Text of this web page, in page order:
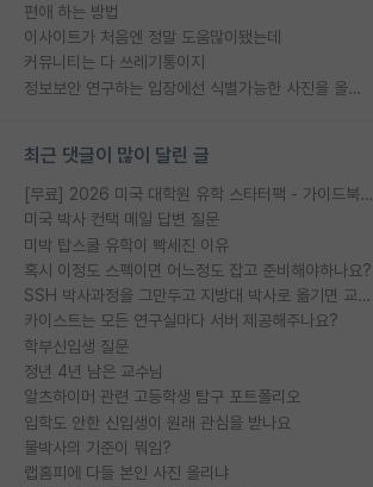
편애 하는 방법
이사이트가 처음엔 정말 도움많이됐는데
커뮤니티는 다 쓰레기통이지
정보보안 연구하는 입장에선 식별가능한 사진을 올리는건 비추이긴함
최근 댓글이 많이 달린 글
[무료] 2026 미국 대학원 유학 스타터팩 - 가이드북 & 합격자 컨택메일 템플릿
미국 박사 컨택 메일 답변 질문
미박 탑스쿨 유학이 빡세진 이유
혹시 이정도 스펙이면 어느정도 잡고 준비해야하나요?
SSH 박사과정을 그만두고 지방대 박사로 옮기면 교수의 꿈은 끝일까요?
카이스트는 모든 연구실마다 서버 제공해주나요?
학부신입생 질문
정년 4년 남은 교수님
알츠하이머 관련 고등학생 탐구 포트폴리오
입학도 안한 신입생이 원래 관심을 받나요
물박사의 기준이 뭐임?
랩홈피에 다들 본인 사진 올리냐